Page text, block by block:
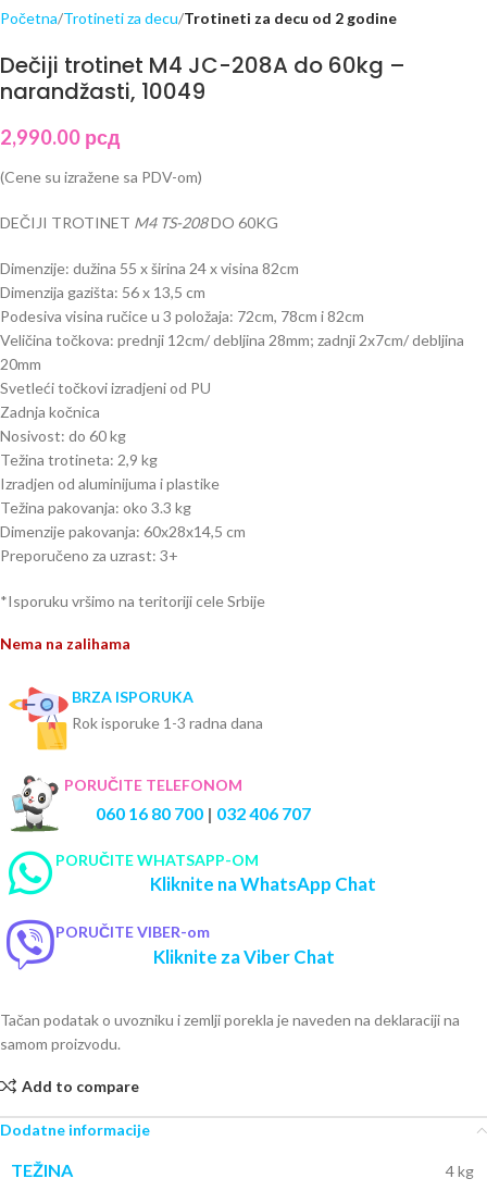
Početna Trotineti za decu Trotineti za decu od 2 godine
Dečiji trotinet M4 JC-208A do 60kg –
narandžasti, 10049
2,990.00 рсд
(Cene su izražene sa PDV-om)
DEČIJI TROTINET M4 TS-208DO 60KG
Dimenzije: dužina 55 x širina 24 x visina 82cm
Dimenzija gazišta: 56 x 13,5 cm
Podesiva visina ručice u 3 položaja: 72cm, 78cm i 82cm
Veličina točkova: prednji 12cm/ debljina 28mm; zadnji 2x7cm/ debljina
20mm
Svetleći točkovi izradjeni od PU
Zadnja kočnica
Nosivost: do 60 kg
Težina trotineta: 2,9 kg
Izradjen od aluminijuma i plastike
Težina pakovanja: oko 3.3 kg
Dimenzije pakovanja: 60x28x14,5 cm
Preporučeno za uzrast: 3+
*Isporuku vršimo na teritoriji cele Srbije
Nema na zalihama
BRZA ISPORUKA
Rok isporuke 1-3 radna dana
PORUČITE TELEFONOM
060 16 80 700 | 032 406 707
PORUČITE WHATSAPP-OM
Kliknite na WhatsApp Chat
PORUČITE VIBER-om
Kliknite za Viber Chat
Tačan podatak o uvozniku i zemlji porekla je naveden na deklaraciji na
samom proizvodu.
Add to compare
Dodatne informacije
TEŽINA 4 kg